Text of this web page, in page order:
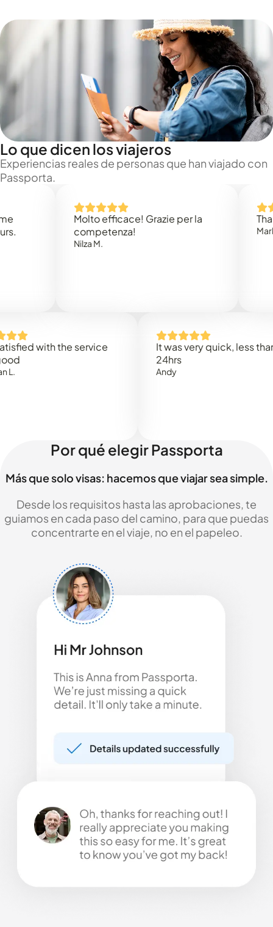
Lo que dicen los viajeros
Experiencias reales de personas que han viajado con
Passporta.
Molto efficace! Grazie per la
competenza!
Nilza M.
Thank
Mark N.
with the service
It was very quick, less than
Por qué elegir Passporta
Más que solo visas: hacemos que viajar sea simple.
Desde los requisitos hasta las aprobaciones, te
guiamos en cada paso del camino, para que puedas
concentrarte en el viaje, no en el papeleo.